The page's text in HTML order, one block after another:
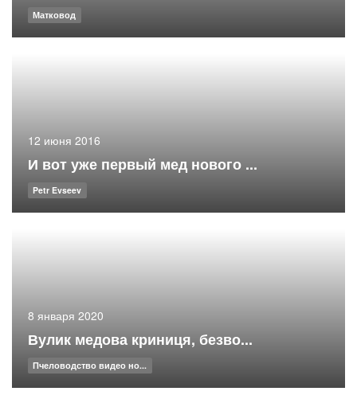
Матковод
12 июня 2016
И вот уже первый мед нового ...
Petr Evseev
8 января 2020
Вулик медова криниця, безво...
Пчеловодство видео но...